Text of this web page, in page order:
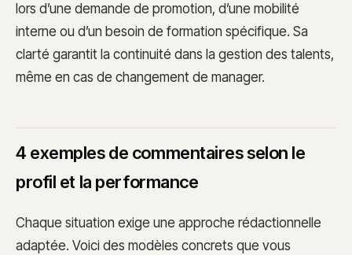
lors d’une demande de promotion, d’une mobilité
interne ou d’un besoin de formation spécifique. Sa
clarté garantit la continuité dans la gestion des talents,
même en cas de changement de manager.
4 exemples de commentaires selon le
profil et la performance
Chaque situation exige une approche rédactionnelle
adaptée. Voici des modèles concrets que vous